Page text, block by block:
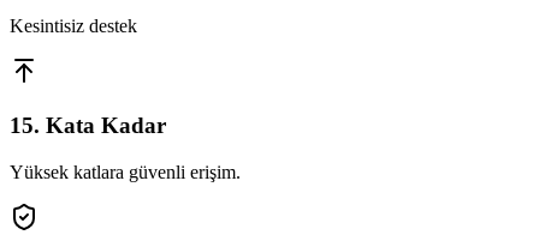
Kesintisiz destek
15. Kata Kadar
Yüksek katlara güvenli erişim.